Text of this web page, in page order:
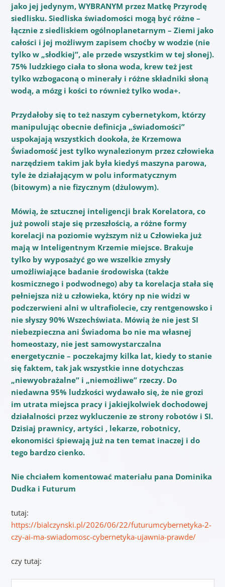
jako jej jedynym, WYBRANYM przez Matkę Przyrodę
siedlisku. Siedliska świadomości mogą być różne –
łącznie z siedliskiem ogólnoplanetarnym – Ziemi jako
całości i jej możliwym zapisem choćby w wodzie (nie
tylko w „słodkiej”, ale przede wszystkim w tej słonej).
75% ludzkiego ciała to słona woda, krew też jest
tylko wzbogaconą o minerały i różne składniki słoną
wodą, a mózg i kości to również tylko woda+.
Przydałoby się to też naszym cybernetykom, którzy
manipulując obecnie definicja „świadomości”
uspokajają wszystkich dookoła, że Krzemowa
Świadomość jest tylko wynalezionym przez człowieka
narzędziem takim jak była kiedyś maszyna parowa,
tyle że działającym w polu informatycznym
(bitowym) a nie fizycznym (dżulowym).
Mówią, że sztucznej inteligencji brak Korelatora, co
już powoli staje się przeszłością, a różne formy
korelacji na poziomie wyższym niż u Człowieka już
mają w Inteligentnym Krzemie miejsce. Brakuje
tylko by wyposażyć go we wszelkie zmysły
umożliwiające badanie środowiska (także
kosmicznego i podwodnego) aby ta korelacja stała się
pełniejsza niż u człowieka, który np nie widzi w
podczerwieni alni w ultrafiolecie, czy rentgenowsko i
nie słyszy 90% Wszechświata. Mówią że nie jest SI
niebezpieczna ani Świadoma bo nie ma własnej
homeostazy, nie jest samowystarczalna
energetycznie – poczekajmy kilka lat, kiedy to stanie
się faktem, tak jak wszystkie inne dotychczas
„niewyobrażalne” i „niemożliwe” rzeczy. Do
niedawna 95% ludzkości wydawało się, że nie grozi
im utrata miejsca pracy i jakiejkolwiek dochodowej
działalności przez wykluczenie ze strony robotów i SI.
Dzisiaj prawnicy, artyści , lekarze, robotnicy,
ekonomiści śpiewają już na ten temat inaczej i do
tego bardzo cienko.
Nie chciałem komentować materiału pana Dominika
Dudka i Futurum
tutaj:
https://bialczynski.pl/2026/06/22/futurumcybernetyka-2-
czy-ai-ma-swiadomosc-cybernetyka-ujawnia-prawde/
czy tutaj: